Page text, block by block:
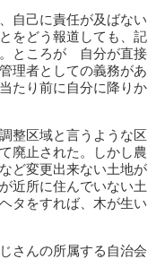
自己に責任が及ばない
をどう報道しても、記
ところが 自分が直接
理者としての義務があ
たり前に自分に降りか
整区域と言うような区
廃止された。しかし農
ど変更出来ない土地が
近所に住んでいない土
タをすれば、木が生い
さんの所属する自治会